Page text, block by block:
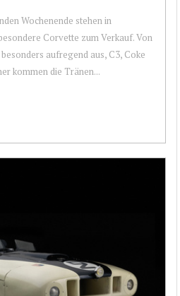
Wochenende stehen in
Corvette zum Verkauf. Von
aufregend aus, C3, Coke
kommen die Tränen...